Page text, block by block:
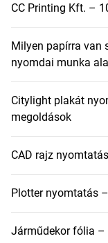
CC Printing Kft. –
Milyen papírra van
nyomdai munka
Citylight plakát
megoldások
CAD rajz
Plotter nyomtatás
Járműdekor fólia –